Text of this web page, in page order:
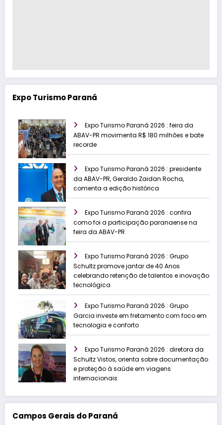
Expo Turismo Paraná
Expo Turismo Paraná 2026 : feira da
ABAV-PR movimenta R$ 180 milhões e bate
recorde
Expo Turismo Paraná 2026 : presidente
da ABAV-PR, Geraldo Zaidan Rocha,
comenta a edição histórica
Expo Turismo Paraná 2026 : confira
como foi a participação paranaense na
feira da ABAV-PR
Expo Turismo Paraná 2026 : Grupo
Schultz promove jantar de 40 Anos
celebrando retenção de talentos e inovação
tecnológica
Expo Turismo Paraná 2026 : Grupo
Garcia investe em fretamento com foco em
tecnologia e conforto
Expo Turismo Paraná 2026 : diretora da
Schultz Vistos, orienta sobre documentação
e proteção à saúde em viagens
internacionais
Campos Gerais do Paraná